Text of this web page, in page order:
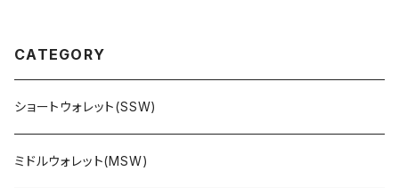
CATEGORY
ショートウォレット(SSW)
ミドルウォレット(MSW)